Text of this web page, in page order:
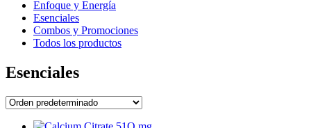
Enfoque y Energía
Esenciales
Combos y Promociones
Todos los productos
Esenciales